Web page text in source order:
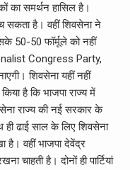
का समर्थन हासिल है।
सकता है। वहीं शिवसेना ने
50-50 फॉर्मूले को नहीं
Congress Party,
शिवसेना यहीं नहीं
है कि भाजपा राज्‍य में
राज्‍य की नई सरकार के
ही ढाई साल के लिए शिवसेना
है। वहीं भाजपा देवेंद्र
चाहती है। दोनों ही पार्टियां